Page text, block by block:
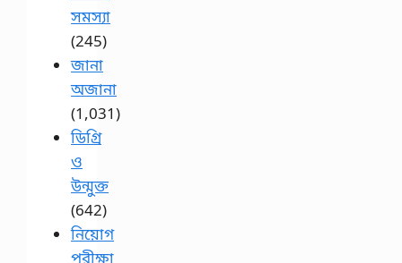
সমস্যা
(245)
জানা
অজানা
(1,031)
ডিগ্রি
ও
উন্মুক্ত
(642)
নিয়োগ
পরীক্ষা